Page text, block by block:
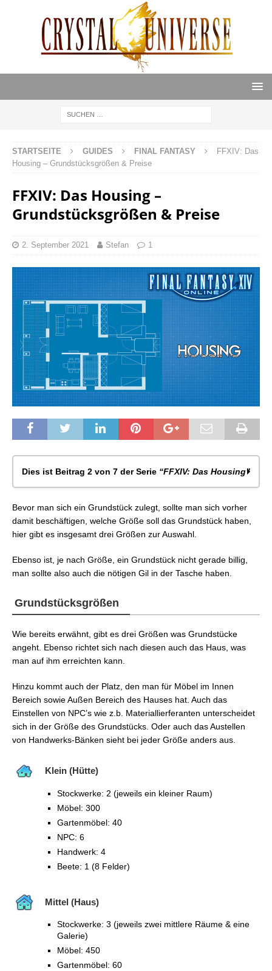
STARTSEITE GUIDES FINAL FANTASY
FFXIV: Das
Housing – Grundstücksgrößen & Preise
FFXIV: Das Housing –
Grundstücksgrößen & Preise
2. September 2021 Stefan 1
Dies ist Beitrag 2 von 7 der Serie “FFXIV: Das Housing”
FFXIV: Das Housing – Allgemeines
FFXIV: Das Housing – Grundstücksgrößen & Preise
FFXIV: Das Housing – Kauf eines Grundstücks &
FFXIV: Das Housing – Automatischer Abriss
FFXIV: Das Housing – Sonstiges
Bevor man sich ein Grundstück zulegt, sollte man sich vorher
damit beschäftigen, welche Größe soll das Grundstück haben,
hier gibt es insgesamt drei Größen zur Auswahl.
Ebenso ist, je nach Größe, ein Grundstück nicht gerade billig,
man sollte also auch die nötigen Gil in der Tasche haben.
Grundstücksgrößen
Wie bereits erwähnt, gibt es drei Größen was Grundstücke
angeht. Ebenso richtet sich nach diesen auch das Haus, was
man auf ihm erreichten kann.
Hinzu kommt auch der Platz, den man für Möbel im Innen
Bereich sowie Außen Bereich des Hauses hat. Auch das
Einstellen von NPC’s wie z.b. Materiallierferanten unterscheidet
sich in der Größe des Grundstücks. Oder auch das Austellen
von Handwerks-Bänken sieht bei jeder Größe anders aus.
Klein (Hütte)
Stockwerke: 2 (jeweils ein kleiner Raum)
Möbel: 300
Gartenmöbel: 40
NPC: 6
Handwerk: 4
Beete: 1 (8 Felder)
Mittel (Haus)
Stockwerke: 3 (jeweils zwei mittlere Räume & eine
Galerie)
Möbel: 450
Gartenmöbel: 60